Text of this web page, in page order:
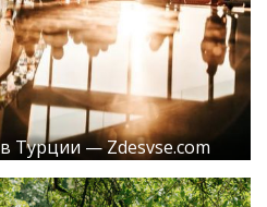
Турции — Zdesvse.com